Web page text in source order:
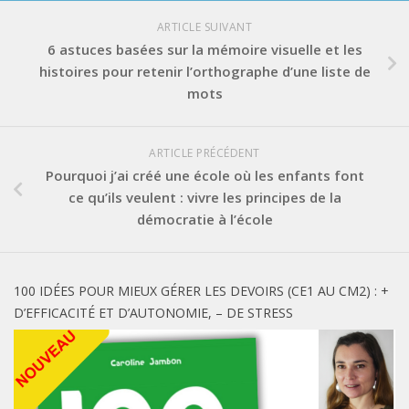
ARTICLE SUIVANT
6 astuces basées sur la mémoire visuelle et les
histoires pour retenir l’orthographe d’une liste de
mots
ARTICLE PRÉCÉDENT
Pourquoi j’ai créé une école où les enfants font
ce qu’ils veulent : vivre les principes de la
démocratie à l’école
100 IDÉES POUR MIEUX GÉRER LES DEVOIRS (CE1 AU CM2) : +
D’EFFICACITÉ ET D’AUTONOMIE, – DE STRESS